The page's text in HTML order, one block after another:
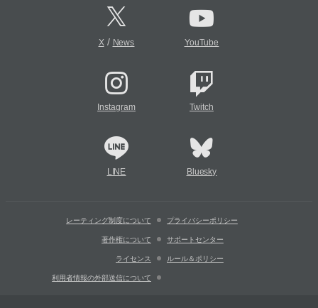
X/ News YouTube
Instagram Twitch
LINE Bluesky
レーティング制度について プライバシーポリシー
著作権について サポートセンター
ライセンス ルール＆ポリシー
利用者情報の外部送信について